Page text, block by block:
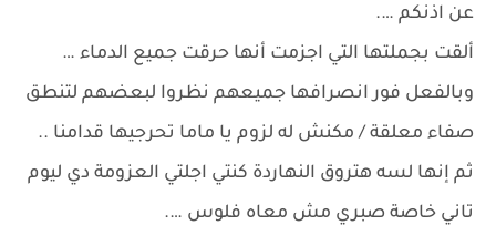
عن اذنكم ….
ألقت بجملتها التي اجزمت أنها حرقت جميع الدماء …
وبالفعل فور انصرافها جميعهم نظروا لبعضهم لتنطق
صفاء معلقة / مكنش له لزوم يا ماما تحرجيها قدامنا ..
ثم إنها لسه هتروق النهاردة كنتي اجلتي العزومة دي ليوم
تاني خاصة صبري مش معاه فلوس ….